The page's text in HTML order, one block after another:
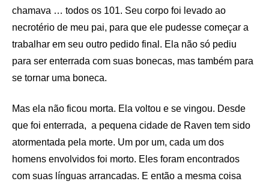
chamava … todos os 101. Seu corpo foi levado ao
necrotério de meu pai, para que ele pudesse começar a
trabalhar em seu outro pedido final. Ela não só pediu
para ser enterrada com suas bonecas, mas também para
se tornar uma boneca.
Mas ela não ficou morta. Ela voltou e se vingou. Desde
que foi enterrada, a pequena cidade de Raven tem sido
atormentada pela morte. Um por um, cada um dos
homens envolvidos foi morto. Eles foram encontrados
com suas línguas arrancadas. E então a mesma coisa